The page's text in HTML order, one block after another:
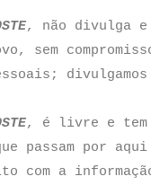
, não divulga e
sem
divulgamos
, é livre e tem
passam por
com a